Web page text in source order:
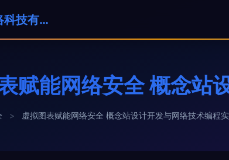
杭州腾义网络科技有限公司
赋能网络安全 概念站
> 虚拟图表赋能网络安全 概念站设计开发与网络技术编程